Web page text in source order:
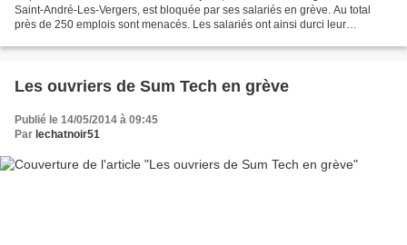
Saint-André-Les-Vergers, est bloquée par ses salariés en grève. Au total
près de 250 emplois sont menacés. Les salariés ont ainsi durci leur
Les ouvriers de Sum Tech en grève
Publié le 14/05/2014 à 09:45
Par lechatnoir51